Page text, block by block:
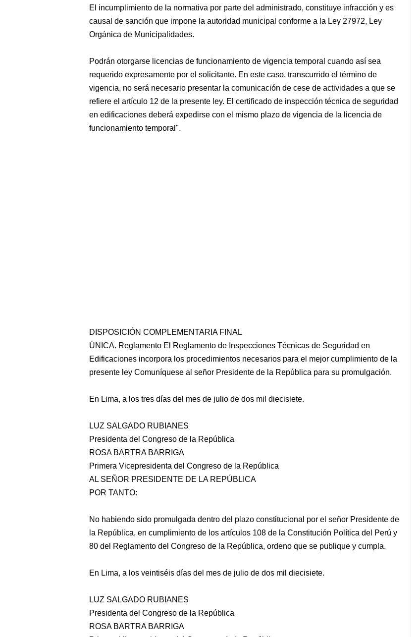
El incumplimiento de la normativa por parte del administrado, constituye infracción y es
causal de sanción que impone la autoridad municipal conforme a la Ley 27972, Ley
Orgánica de Municipalidades.
Podrán otorgarse licencias de funcionamiento de vigencia temporal cuando así sea
requerido expresamente por el solicitante. En este caso, transcurrido el término de
vigencia, no será necesario presentar la comunicación de cese de actividades a que se
refiere el artículo 12 de la presente ley. El certificado de inspección técnica de seguridad
en edificaciones deberá expedirse con el mismo plazo de vigencia de la licencia de
funcionamiento temporal".
DISPOSICIÓN COMPLEMENTARIA FINAL
ÚNICA. Reglamento El Reglamento de Inspecciones Técnicas de Seguridad en
Edificaciones incorpora los procedimientos necesarios para el mejor cumplimiento de la
presente ley Comuníquese al señor Presidente de la República para su promulgación.
En Lima, a los tres días del mes de julio de dos mil diecisiete.
LUZ SALGADO RUBIANES
Presidenta del Congreso de la República
ROSA BARTRA BARRIGA
Primera Vicepresidenta del Congreso de la República
AL SEÑOR PRESIDENTE DE LA REPÚBLICA
POR TANTO:
No habiendo sido promulgada dentro del plazo constitucional por el señor Presidente de
la República, en cumplimiento de los artículos 108 de la Constitución Política del Perú y
80 del Reglamento del Congreso de la República, ordeno que se publique y cumpla.
En Lima, a los veintiséis días del mes de julio de dos mil diecisiete.
LUZ SALGADO RUBIANES
Presidenta del Congreso de la República
ROSA BARTRA BARRIGA